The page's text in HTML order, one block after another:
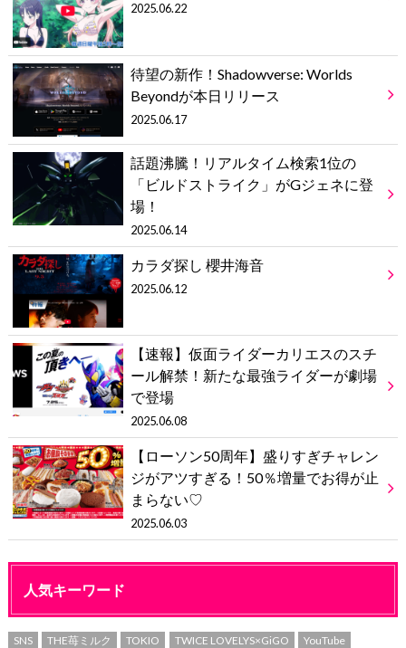
2025.06.22
待望の新作！Shadowverse: Worlds
Beyondが本日リリース
2025.06.17
話題沸騰！リアルタイム検索1位の
「ビルドストライク」がGジェネに登
場！
2025.06.14
カラダ探し 櫻井海音
2025.06.12
【速報】仮面ライダーカリエスのスチ
ール解禁！新たな最強ライダーが劇場
で登場
2025.06.08
【ローソン50周年】盛りすぎチャレン
ジがアツすぎる！50％増量でお得が止
まらない♡
2025.06.03
人気キーワード
SNS THE苺ミルク TOKIO TWICE LOVELYS×GiGO YouTube